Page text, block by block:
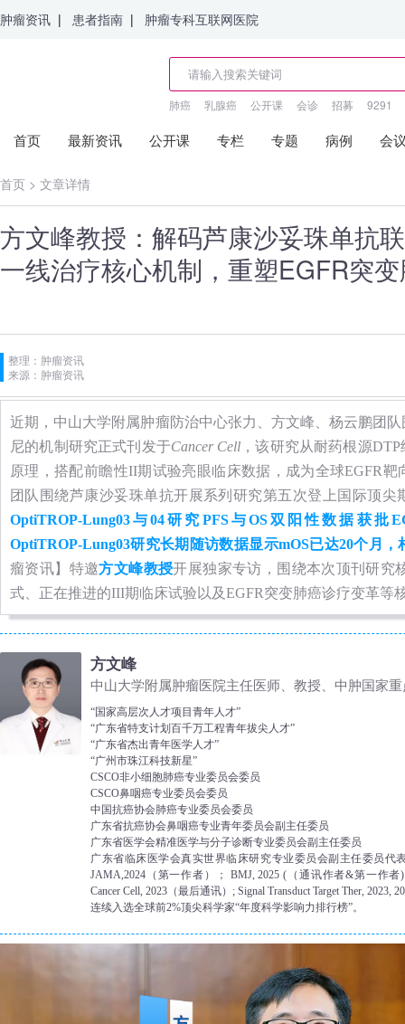
肿瘤资讯 | 患者指南 | 肿瘤专科互联网医院
肺癌 乳腺癌 公开课 会诊 招募 9291
首页 最新资讯 公开课 专栏 专题 病例 会
首页 > 文章详情
方文峰教授：解码芦康沙妥珠单抗
一线治疗核心机制，重塑EGFR突
整理：肿瘤资讯
来源：肿瘤资讯
近期，中山大学附属肿瘤防治中心张力、方文峰、杨云鹏团
尼的机制研究正式刊发于Cancer Cell ，该研究从耐药根源
原理，搭配前瞻性II期试验亮眼临床数据，成为全球EGFR
团队围绕芦康沙妥珠单抗开展系列研究第五次登上国际顶尖
OptiTROP-Lung03与04研究PFS与OS双阳性数据获批
OptiTROP-Lung03研究长期随访数据显示mOS已达20个月
瘤资讯】特邀方文峰教授开展独家专访，围绕本次顶刊研究
式、正在推进的III期临床试验以及EGFR突变肺癌诊疗变革等
方文峰
中山大学附属肿瘤医院主任医师、教授、中肿国家
“国家高层次人才项目青年人才”
“广东省特支计划百千万工程青年拔尖人才”
“广东省杰出青年医学人才”
“广州市珠江科技新星”
CSCO非小细胞肺癌专业委员会委员
CSCO鼻咽癌专业委员会委员
中国抗癌协会肺癌专业委员会委员
广东省抗癌协会鼻咽癌专业青年委员会副主任委员
广东省医学会精准医学与分子诊断专业委员会副主任委员
广东省临床医学会真实世界临床研究专业委员会副主任委员代
JAMA,2024（第一作者）； BMJ, 2025 (（通讯作者&第一作者
Cancer Cell, 2023（最后通讯）; Signal Transduct Target Ther, 2023,
连续入选全球前2%顶尖科学家“年度科学影响力排行榜”。